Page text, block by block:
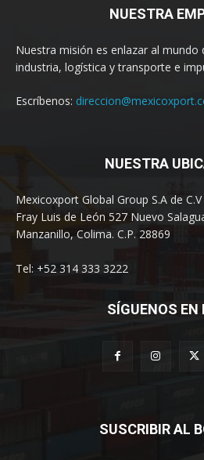
NUESTRA
Nuestra misión es enlazar al
industria, logística y transporte e
Escríbenos:
NUESTRA
Mexicoxport Global Group S.A de C.V
Fray Luis de León 527 Nuevo
Manzanillo, Colima. C.P. 28869
Tel: +52 314 333 3222
SÍGUENOS EN
SUSCRIBIR AL